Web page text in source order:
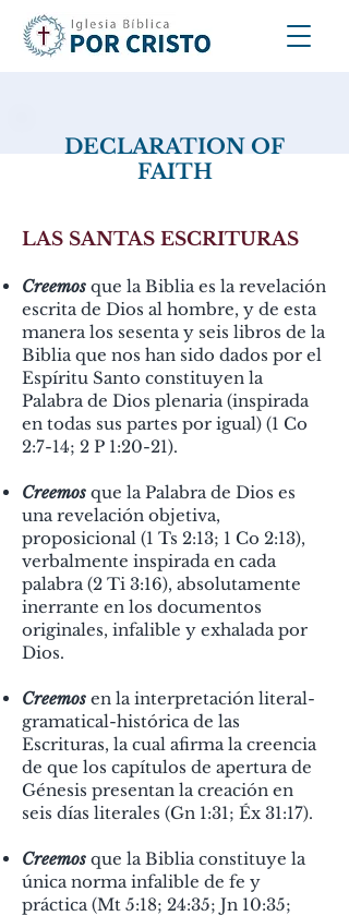
DECLARATION OF
FAITH
LAS SANTAS ESCRITURAS
Creemos que la Biblia es la revelación
escrita de Dios al hombre, y de esta
manera los sesenta y seis libros de la
Biblia que nos han sido dados por el
Espíritu Santo constituyen la
Palabra de Dios plenaria (inspirada
en todas sus partes por igual) (1 Co
2:7-14; 2 P 1:20-21).
Creemos que la Palabra de Dios es
una revelación objetiva,
proposicional (1 Ts 2:13; 1 Co 2:13),
verbalmente inspirada en cada
palabra (2 Ti 3:16), absolutamente
inerrante en los documentos
originales, infalible y exhalada por
Dios.
Creemos en la interpretación literal-
gramatical-histórica de las
Escrituras, la cual afirma la creencia
de que los capítulos de apertura de
Génesis presentan la creación en
seis días literales (Gn 1:31; Éx 31:17).
Creemos que la Biblia constituye la
única norma infalible de fe y
práctica (Mt 5:18; 24:35; Jn 10:35;